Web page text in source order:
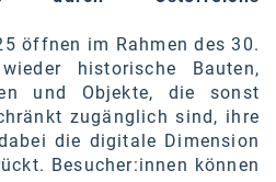
öffnen im Rahmen des 30.
historische Bauten,
und Objekte, die sonst
zugänglich sind, ihre
die digitale Dimension
Besucher:innen können